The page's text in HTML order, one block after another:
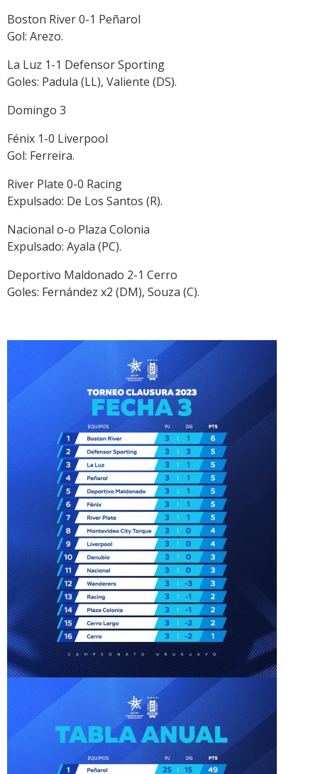
Boston River 0-1 Peñarol
Gol: Arezo.
La Luz 1-1 Defensor Sporting
Goles: Padula (LL), Valiente (DS).
Domingo 3
Fénix 1-0 Liverpool
Gol: Ferreira.
River Plate 0-0 Racing
Expulsado: De Los Santos (R).
Nacional o-o Plaza Colonia
Expulsado: Ayala (PC).
Deportivo Maldonado 2-1 Cerro
Goles: Fernández x2 (DM), Souza (C).